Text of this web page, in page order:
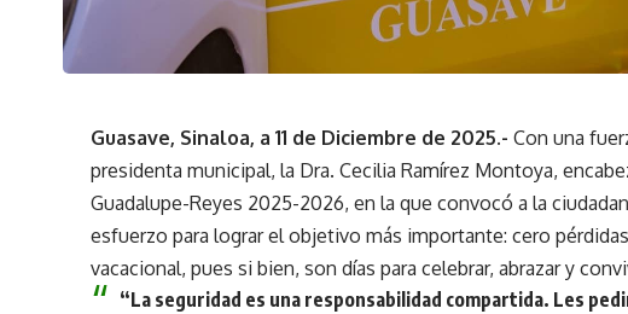
Guasave, Sinaloa, a 11 de Diciembre de 2025.-Con una
presidenta municipal, la Dra. Cecilia Ramírez Montoya,
Guadalupe-Reyes 2025-2026, en la que convocó a la
esfuerzo para lograr el objetivo más importante: cero
vacacional, pues si bien, son días para celebrar, abrazar y
“La seguridad es una responsabilidad compartida. Les